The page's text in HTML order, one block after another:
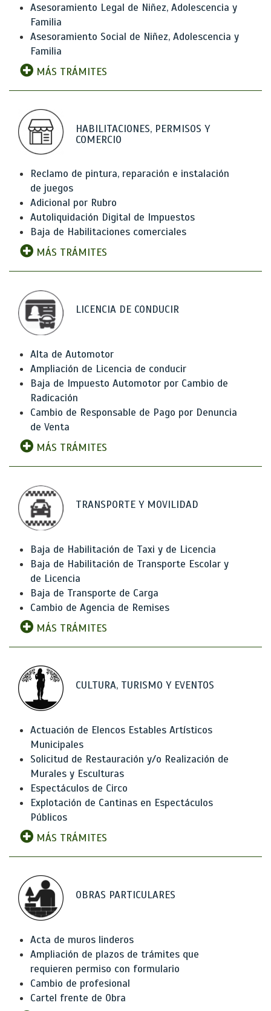
Asesoramiento Legal de Niñez, Adolescencia y
Familia
Asesoramiento Social de Niñez, Adolescencia y
Familia
MÁS TRÁMITES
HABILITACIONES, PERMISOS Y
COMERCIO
Reclamo de pintura, reparación e instalación
de juegos
Adicional por Rubro
Autoliquidación Digital de Impuestos
Baja de Habilitaciones comerciales
MÁS TRÁMITES
LICENCIA DE CONDUCIR
Alta de Automotor
Ampliación de Licencia de conducir
Baja de Impuesto Automotor por Cambio de
Radicación
Cambio de Responsable de Pago por Denuncia
de Venta
MÁS TRÁMITES
TRANSPORTE Y MOVILIDAD
Baja de Habilitación de Taxi y de Licencia
Baja de Habilitación de Transporte Escolar y
de Licencia
Baja de Transporte de Carga
Cambio de Agencia de Remises
MÁS TRÁMITES
CULTURA, TURISMO Y EVENTOS
Actuación de Elencos Estables Artísticos
Municipales
Solicitud de Restauración y/o Realización de
Murales y Esculturas
Espectáculos de Circo
Explotación de Cantinas en Espectáculos
Públicos
MÁS TRÁMITES
OBRAS PARTICULARES
Acta de muros linderos
Ampliación de plazos de trámites que
requieren permiso con formulario
Cambio de profesional
Cartel frente de Obra